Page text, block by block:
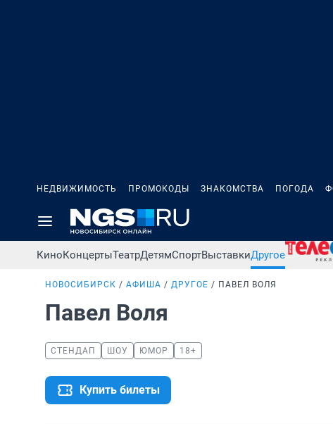
НЕДВИЖИМОСТЬ ПРОМОКОДЫ ЗНАКОМСТВА ПОГОДА
КиноКонцертыТеатрДетямСпортВыставкиДругое
НОВОСИБИРСК АФИША ДРУГОЕ ПАВЕЛ ВОЛЯ
Павел Воля
СТЕНДАП ШОУ ЮМОР 18+
Купить билеты